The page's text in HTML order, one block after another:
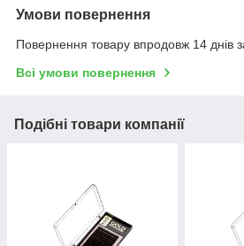
Умови повернення
Повернення товару впродовж 14 днів
Всі умови повернення
Подібні товари компанії